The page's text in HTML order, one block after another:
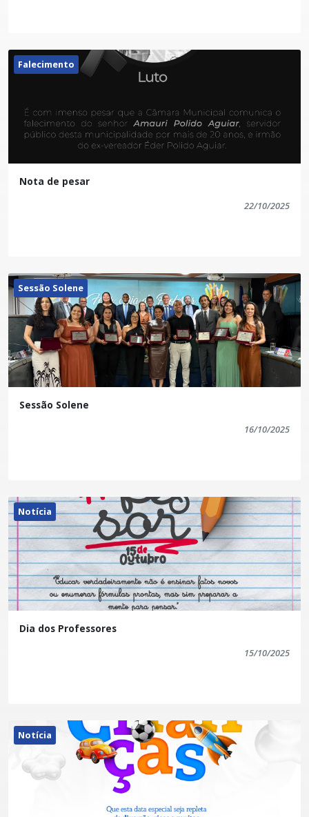
Falecimento
Nota de pesar
22/10/2025
Sessão Solene
Sessão Solene
16/10/2025
Notícia
Dia dos Professores
15/10/2025
Notícia